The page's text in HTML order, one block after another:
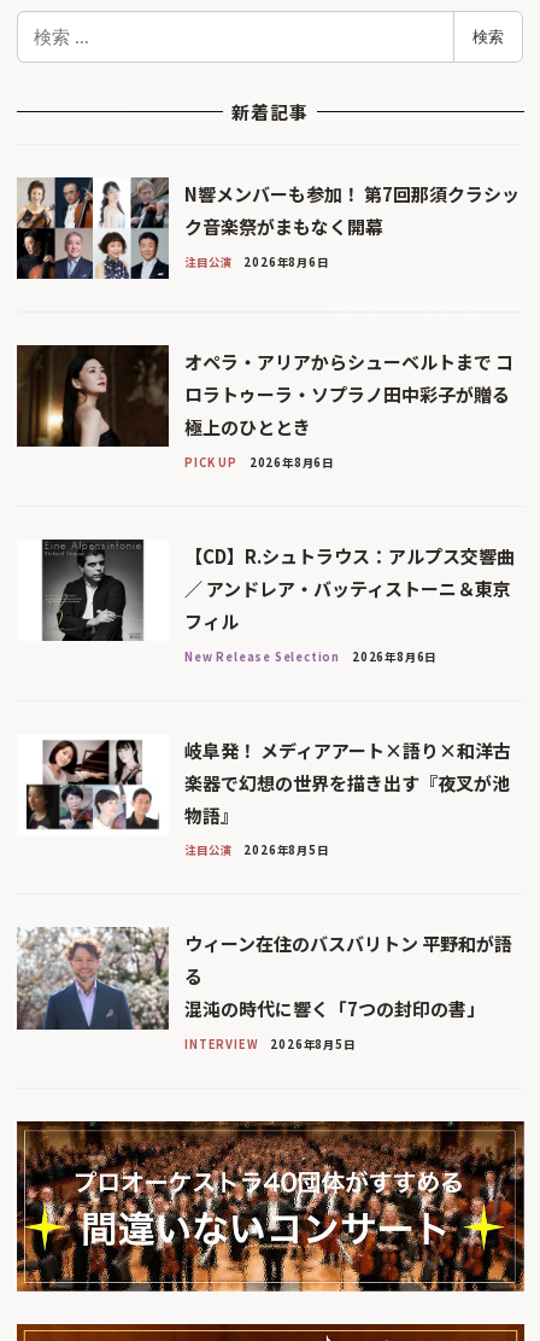
検
検索
新着記事
N響メンバーも参加！ 第7回那須クラシッ
ク音楽祭がまもなく開幕
注目公演 2026年8月6日
オペラ・アリアからシューベルトまで コ
ロラトゥーラ・ソプラノ田中彩子が贈る
極上のひととき
PICK UP 2026年8月6日
【CD】R.シュトラウス：アルプス交響曲
／ アンドレア・バッティストーニ＆東京
フィル
New Release Selection 2026年8月6日
岐阜発！ メディアアート×語り×和洋古
楽器で幻想の世界を描き出す『夜叉が池
物語』
注目公演 2026年8月5日
ウィーン在住のバスバリトン 平野和が語
る
混沌の時代に響く「7つの封印の書」
INTERVIEW 2026年8月5日